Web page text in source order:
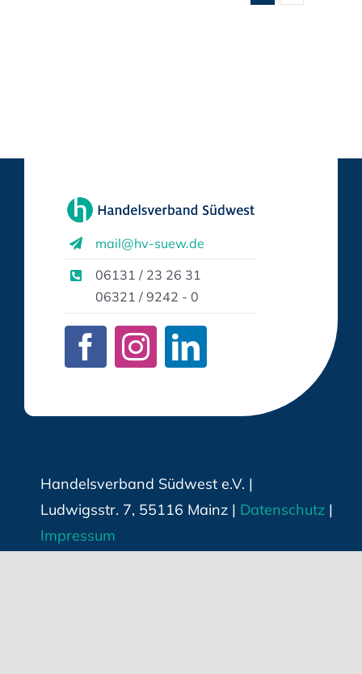
mail@hv-suew.de
06131 / 23 26 31
06321 / 9242 - 0
Handelsverband Südwest e.V. |
Ludwigsstr. 7, 55116 Mainz | Datenschutz|
Impressum